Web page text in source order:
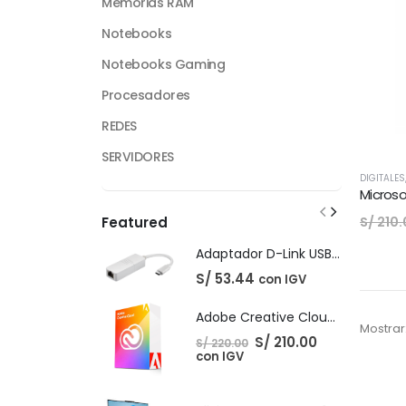
DIGITALES,
S/
Mostrar:
Notebooks
Notebooks Gaming
Procesadores
REDES
SERVIDORES
Featured
Adaptador D-Link USB-C Gigabit Ethernet LAN
S/ 53.44 con IGV
Adobe Creative Cloud - 1 Año
S/220.00 El
precio
S/ 210.00El
con IGV